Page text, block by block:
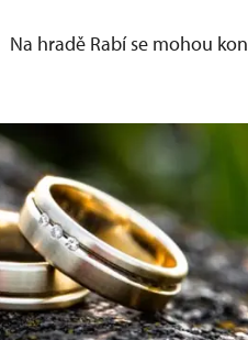
Na hradě Rabí se mohou